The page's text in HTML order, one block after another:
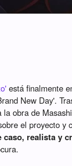
está finalmente
New Day'.
obra de
el proyecto y
caso, realista y